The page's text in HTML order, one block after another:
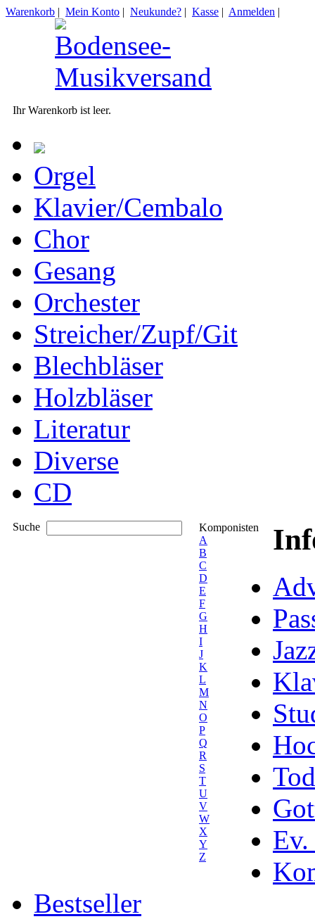
Warenkorb | Mein Konto | Neukunde? | Kasse | Anmelden |
Ihr Warenkorb ist leer.
Orgel
Klavier/Cembalo
Chor
Gesang
Orchester
Streicher/Zupf/Git
Blechbläser
Holzbläser
Literatur
Diverse
CD
Suche
Komponisten
A
B
C
D
E
F
G
H
I
J
K
L
M
N
O
P
Q
R
S
T
U
V
W
X
Y
Z
Ev.
Bestseller